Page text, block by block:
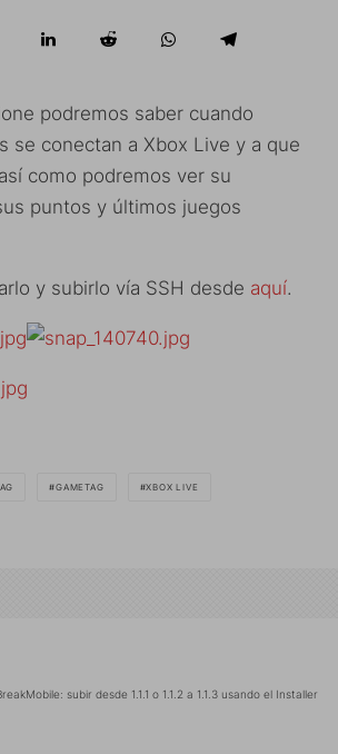
podremos saber cuando
se conectan a Xbox Live y a que
como podremos ver su
puntos y últimos juegos
y subirlo vía SSH desde aquí.
GAMETAG XBOX LIVE
subir desde 1.1.1 o 1.1.2 a 1.1.3 usando el Installer